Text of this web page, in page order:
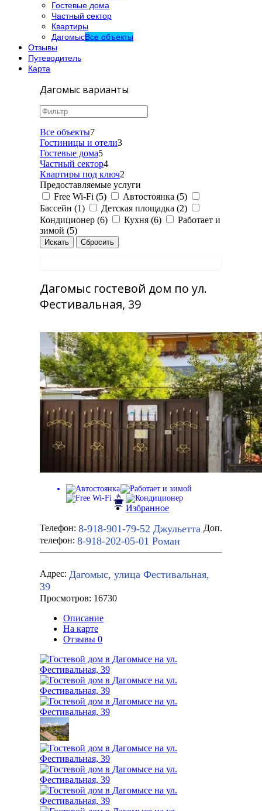
Гостевые дома
Частный сектор
Квартиры
ДагомысВсе объекты
Отзывы
Путеводитель
Карта
Дагомыс варианты
Все объекты7
Гостиницы и отели3
Гостевые дома5
Частный сектор4
Квартиры под ключ2
Предоставляемые услуги
Free Wi-Fi (5)
Автостоянка (5)
Бассейн (1)
Детская площадка (2)
Кондиционер (6)
Кухня (6)
Работает и
зимой (5)
Дагомыс гостевой дом по ул.
Фестивальная, 39
Избранное
Телефон: 8-918-901-79-52 Джульетта Доп.
телефон: 8-918-202-05-01 Роман
Адрес: Дагомыс, улица Фестивальная,
39
Просмотров: 16730
Описание
На карте
Отзывы 0